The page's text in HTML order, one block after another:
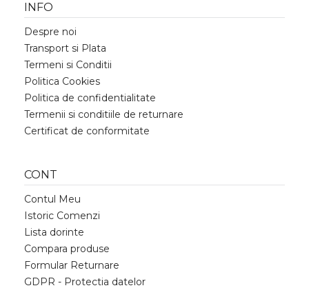
INFO
Despre noi
Transport si Plata
Termeni si Conditii
Politica Cookies
Politica de confidentialitate
Termenii si conditiile de returnare
Certificat de conformitate
CONT
Contul Meu
Istoric Comenzi
Lista dorinte
Compara produse
Formular Returnare
GDPR - Protectia datelor